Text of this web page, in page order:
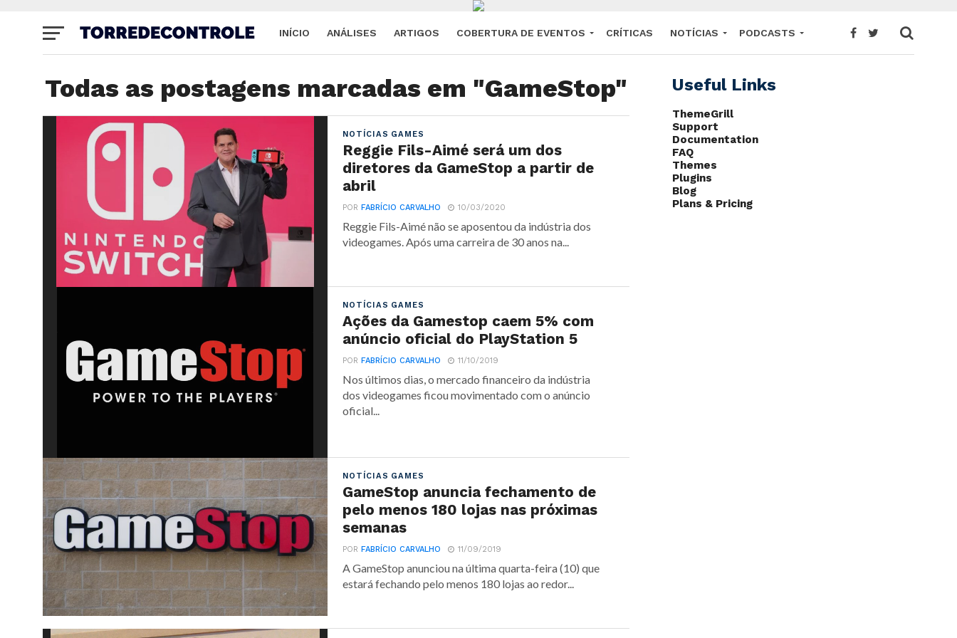
INÍCIO ANÁLISES ARTIGOS COBERTURA DE EVENTOS CRÍTICAS NOTÍCIAS PODCASTS
Todas as postagens marcadas em "GameStop"
NOTÍCIAS GAMES
Reggie Fils-Aimé será um dos
diretores da GameStop a partir de
abril
PORFABRÍCIO CARVALHO 10/03/2020
Reggie Fils-Aimé não se aposentou da indústria dos
videogames. Após uma carreira de 30 anos na...
NOTÍCIAS GAMES
Ações da Gamestop caem 5% com
anúncio oficial do PlayStation 5
PORFABRÍCIO CARVALHO 11/10/2019
Nos últimos dias, o mercado financeiro da indústria
dos videogames ficou movimentado com o anúncio
oficial...
NOTÍCIAS GAMES
GameStop anuncia fechamento de
pelo menos 180 lojas nas próximas
semanas
PORFABRÍCIO CARVALHO 11/09/2019
A GameStop anunciou na última quarta-feira (10) que
estará fechando pelo menos 180 lojas ao redor...
Useful Links
ThemeGrill
Support
Documentation
FAQ
Themes
Plugins
Blog
Plans & Pricing